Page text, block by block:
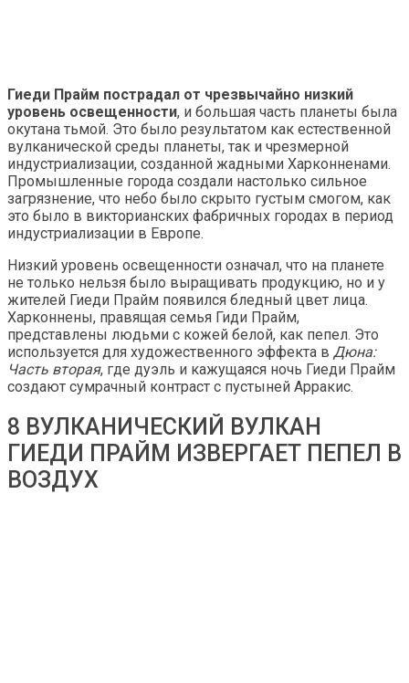
Гиеди Прайм пострадал от чрезвычайно низкий
уровень освещенности, и большая часть планеты была
окутана тьмой. Это было результатом как естественной
вулканической среды планеты, так и чрезмерной
индустриализации, созданной жадными Харконненами.
Промышленные города создали настолько сильное
загрязнение, что небо было скрыто густым смогом, как
это было в викторианских фабричных городах в период
индустриализации в Европе.
Низкий уровень освещенности означал, что на планете
не только нельзя было выращивать продукцию, но и у
жителей Гиеди Прайм появился бледный цвет лица.
Харконнены, правящая семья Гиди Прайм,
представлены людьми с кожей белой, как пепел. Это
используется для художественного эффекта в Дюна:
Часть вторая, где дуэль и кажущаяся ночь Гиеди Прайм
создают сумрачный контраст с пустыней Арракис.
8 ВУЛКАНИЧЕСКИЙ ВУЛКАН
ГИЕДИ ПРАЙМ ИЗВЕРГАЕТ ПЕПЕЛ В
ВОЗДУХ